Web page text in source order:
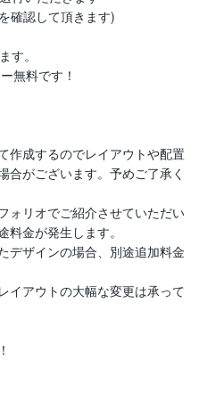
確認して頂きます)
す。
無料です！
作成するのでレイアウトや配置
合がございます。予めご了承く
ォリオでご紹介させていただい
金が発生します。
デザインの場合、別途追加料金
イアウトの大幅な変更は承って